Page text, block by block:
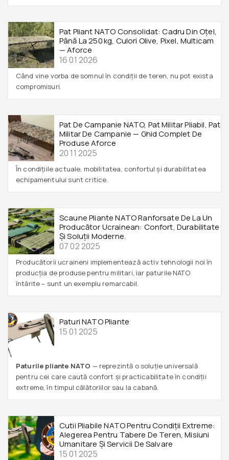
Pat Pliant NATO Consolidat: Cadru Din Oțel,
Până La 250 Kg, Culori Olive, Pixel, Multicam
— Aforce
16 01 2026
Când vine vorba de somnul în condiții de teren, nu pot exista
compromisuri.
Pat De Campanie NATO, Pat Militar Pliabil, Pat
Militar De Campanie — Ghid Complet De
Produse Aforce
20 11 2025
În condițiile actuale, mobilitatea, confortul și durabilitatea
echipamentului sunt critice.
Scaune Pliante NATO Ranforsate De La Un
Producător Ucrainean: Confort, Durabilitate
Și Soluții Moderne.
07 02 2025
Producătorii ucraineni implementează activ tehnologii noi în
producția de produse pentru militari, iar paturile NATO
întărite – sunt un exemplu remarcabil.
Paturi NATO Pliante
15 01 2025
Paturile pliante NATO — reprezintă o soluție universală
pentru cei care caută confort și practicabilitate în condiții
extreme, în timpul călătoriilor sau la cabană.
Cutii Pliabile NATO Pentru Condiții Extreme:
Alegerea Pentru Tabere De Teren, Misiuni
Umanitare Și Servicii De Salvare
15 01 2025